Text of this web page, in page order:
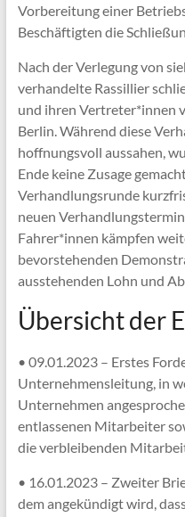
Vorbereitung einer
Beschäftigten die
Nach der Verlegung von
verhandelte Rassillier
und ihren Vertreter*innen
Berlin. Während diese
hoffnungsvoll aussahen,
Ende keine Zusage
Verhandlungsrunde
neuen
Fahrer*innen kämpfen
bevorstehenden
ausstehenden Lohn und
Übersicht der
• 09.01.2023 – Erstes
Unternehmensleitung, in
Unternehmen
entlassenen Mitarbeiter
die verbleibenden
• 16.01.2023 – Zweiter
dem angekündigt wird,